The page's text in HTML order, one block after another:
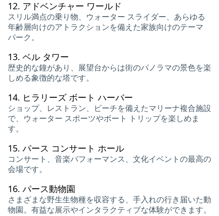
12. アドベンチャー ワールド
スリル満点の乗り物、ウォーター スライダー、あらゆる
年齢層向けのアトラクションを備えた家族向けのテーマ
パーク。
13. ベル タワー
歴史的な鐘があり、展望台からは街のパノラマの景色を楽
しめる象徴的な塔です。
14. ヒラリーズ ボート ハーバー
ショップ、レストラン、ビーチを備えたマリーナ複合施設
で、ウォーター スポーツやボート トリップを楽しめま
す。
15. パース コンサート ホール
コンサート、音楽パフォーマンス、文化イベントの最高の
会場です。
16. パース動物園
さまざまな野生生物種を収容する、手入れの行き届いた動
物園。有益な展示やインタラクティブな体験ができます。